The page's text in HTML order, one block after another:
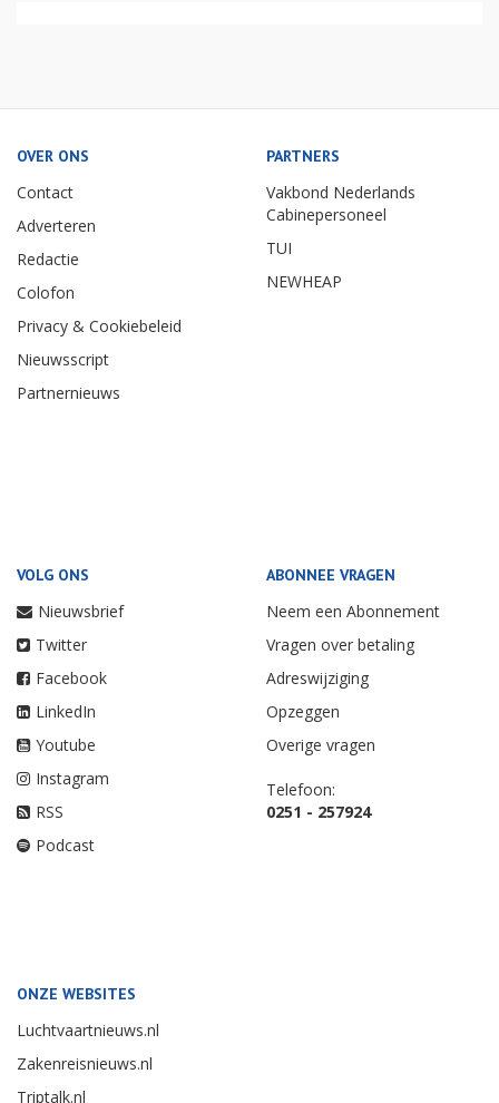
OVER ONS
Contact
Adverteren
Redactie
Colofon
Privacy & Cookiebeleid
Nieuwsscript
Partnernieuws
PARTNERS
Vakbond Nederlands
Cabinepersoneel
TUI
NEWHEAP
VOLG ONS
Nieuwsbrief
Twitter
Facebook
LinkedIn
Youtube
Instagram
RSS
Podcast
ABONNEE VRAGEN
Neem een Abonnement
Vragen over betaling
Adreswijziging
Opzeggen
Overige vragen
Telefoon:
0251 - 257924
ONZE WEBSITES
Luchtvaartnieuws.nl
Zakenreisnieuws.nl
Triptalk.nl